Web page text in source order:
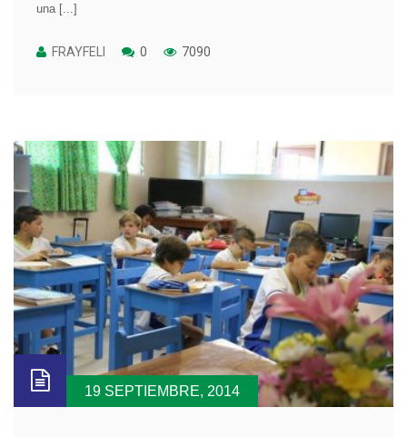
una [...]
FRAYFELI 0 7090
19 SEPTIEMBRE, 2014